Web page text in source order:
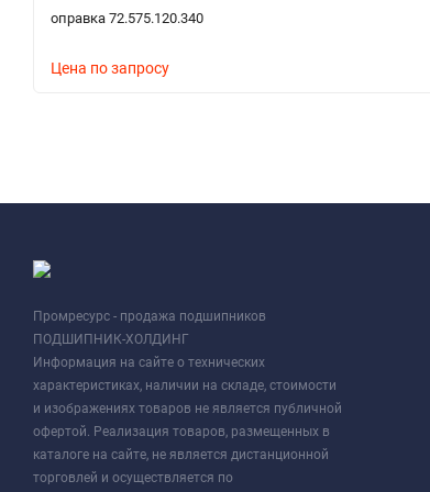
оправка 72.575.120.340
Цена по запросу
Промресурс - продажа подшипников
ПОДШИПНИК-ХОЛДИНГ
Информация на сайте о технических
характеристиках, наличии на складе, стоимости
и изображениях товаров не является публичной
офертой. Реализация товаров, размещенных в
каталоге на сайте, не является дистанционной
торговлей и осуществляется по